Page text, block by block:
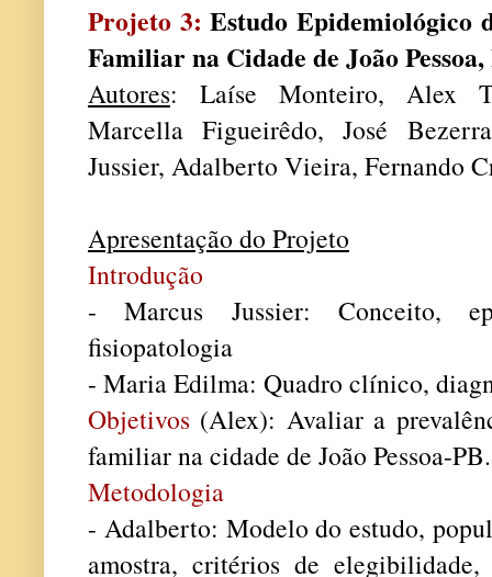
Projeto 3: Estudo Epidemiológico
Familiar na Cidade de João
Autores: Laíse Monteiro, Alex
Marcella Figueirêdo, José
Jussier, Adalberto Vieira, Fernando
Apresentação do Projeto
Introdução
- Marcus Jussier: Conceito,
fisiopatologia
- Maria Edilma: Quadro clínico,
Objetivos (Alex): Avaliar a
familiar na cidade de João Pessoa-PB.
Metodologia
- Adalberto: Modelo do estudo,
amostra, critérios de